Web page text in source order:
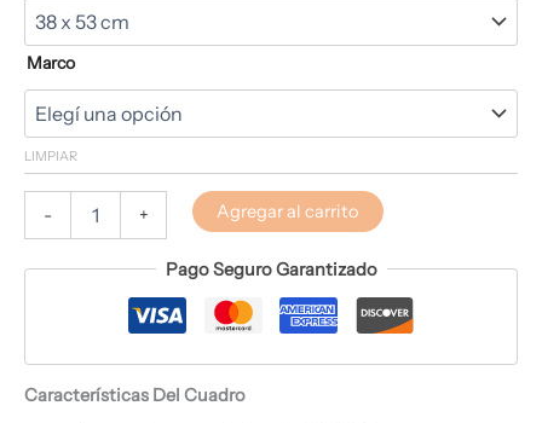
Marco
LIMPIAR
- + Agregar al carrito
Pago Seguro Garantizado
Características Del Cuadro